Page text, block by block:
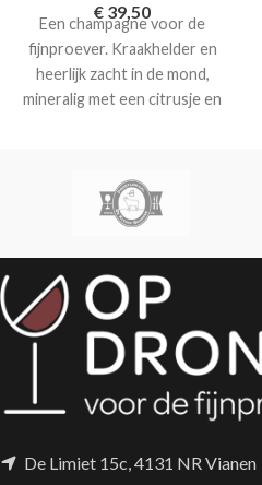
€ 39,50
Een champagne voor de
fijnproever. Kraakhelder en
heerlijk zacht in de mond,
mineralig met een citrusje en
en noten
De Limiet 15c, 4131 NR Vianen